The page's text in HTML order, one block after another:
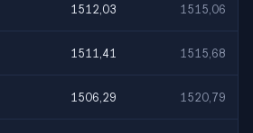
1512,03 1515,06
1511,41 1515,68
1506,29 1520,79